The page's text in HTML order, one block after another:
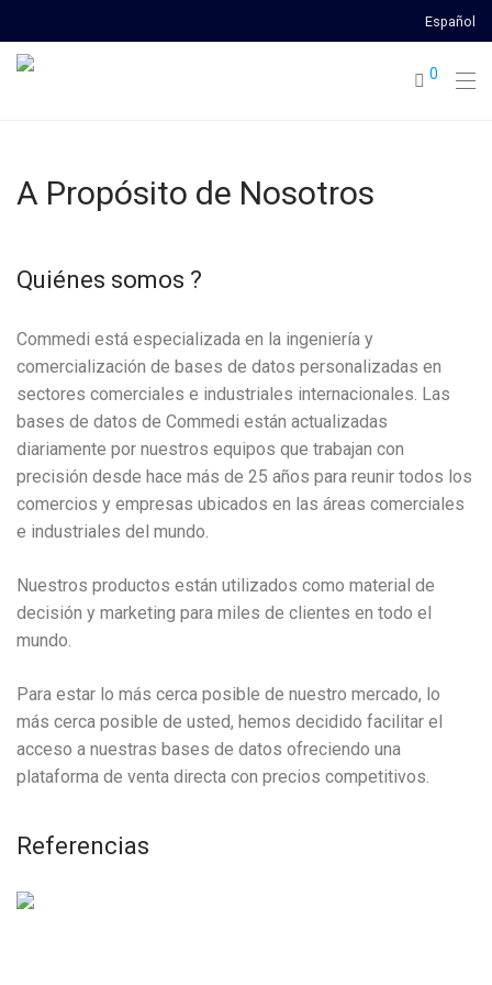
Español
0
A Propósito de Nosotros
Quiénes somos ?
Commedi está especializada en la ingeniería y
comercialización de bases de datos personalizadas en
sectores comerciales e industriales internacionales. Las
bases de datos de Commedi están actualizadas
diariamente por nuestros equipos que trabajan con
precisión desde hace más de 25 años para reunir todos los
comercios y empresas ubicados en las áreas comerciales
e industriales del mundo.
Nuestros productos están utilizados como material de
decisión y marketing para miles de clientes en todo el
mundo.
Para estar lo más cerca posible de nuestro mercado, lo
más cerca posible de usted, hemos decidido facilitar el
acceso a nuestras bases de datos ofreciendo una
plataforma de venta directa con precios competitivos.
Referencias